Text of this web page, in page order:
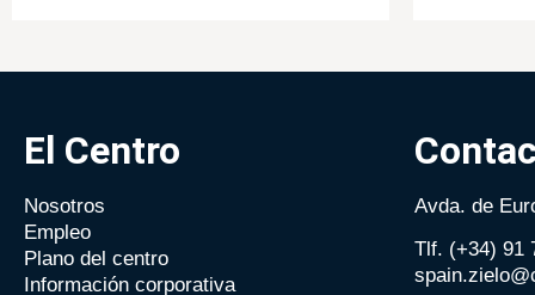
El Centro
Nosotros
Empleo
Plano del centro
Información corporativa
Avda. de
Tlf. (+34) 91